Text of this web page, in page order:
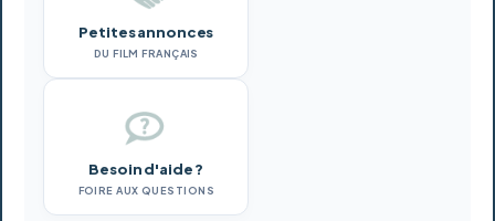
Petites annonces
DU FILM FRANÇAIS
Besoin d'aide ?
FOIRE AUX QUESTIONS